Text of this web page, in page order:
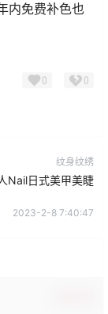
内免费补色也
0 0
纹身纹绣
Nail日式美甲美睫
2023-2-8 7:40:47